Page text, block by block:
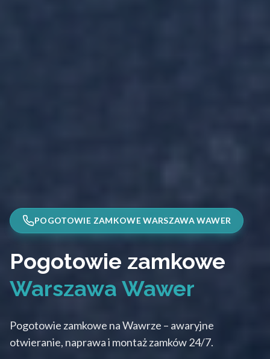
POGOTOWIE ZAMKOWE WARSZAWA WAWER
Pogotowie zamkowe
Warszawa Wawer
Pogotowie zamkowe na Wawrze – awaryjne
otwieranie, naprawa i montaż zamków 24/7.